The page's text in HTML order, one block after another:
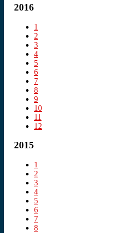
2016
1
2
3
4
5
6
7
8
9
10
11
12
2015
1
2
3
4
5
6
7
8